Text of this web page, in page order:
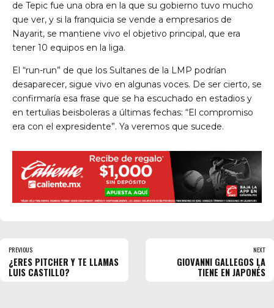
de Tepic fue una obra en la que su gobierno tuvo mucho
que ver, y si la franquicia se vende a empresarios de
Nayarit, se mantiene vivo el objetivo principal, que era
tener 10 equipos en la liga.
El “run-run” de que los Sultanes de la LMP podrían
desaparecer, sigue vivo en algunas voces. De ser cierto, se
confirmaría esa frase que se ha escuchado en estadios y
en tertulias beisboleras a últimas fechas: “El compromiso
era con el expresidente”. Ya veremos que sucede.
PREVIOUS
¿ERES PITCHER Y TE LLAMAS
LUIS CASTILLO?
NEXT
GIOVANNI GALLEGOS LA
TIENE EN JAPONÉS